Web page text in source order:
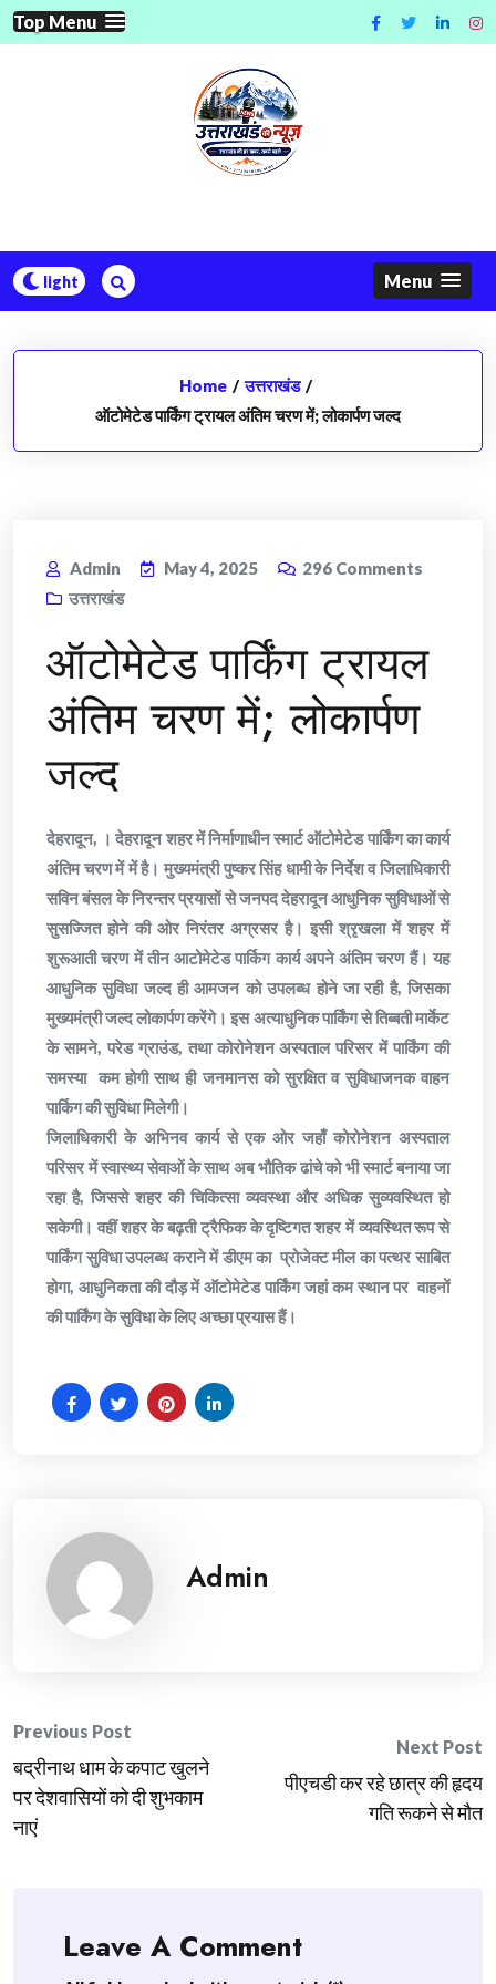
Skip
to
Top Menu
Menu
Home / उत्तराखंड /
ऑटोमेटेड पार्किंग ट्रायल अंतिम चरण में; लोकार्पण जल्द
Admin May 4, 2025 296 Comments
उत्तराखंड
ऑटोमेटेड पार्किंग ट्रायल
अंतिम चरण में; लोकार्पण
जल्द
देहरादून, । देहरादून शहर में निर्माणाधीन स्मार्ट ऑटोमेटेड पार्किंग का कार्य
अंतिम चरण में में है। मुख्यमंत्री पुष्कर सिंह धामी के निर्देश व जिलाधिकारी
सविन बंसल के निरन्तर प्रयासों से जनपद देहरादून आधुनिक सुविधाओं से
सुसज्जित होने की ओर निरंतर अग्रसर है। इसी श्रृखला में शहर में
शुरूआती चरण में तीन आटोमेटेड पार्किग कार्य अपने अंतिम चरण हैं। यह
आधुनिक सुविधा जल्द ही आमजन को उपलब्ध होने जा रही है, जिसका
मुख्यमंत्री जल्द लोकार्पण करेंगे। इस अत्याधुनिक पार्किंग से तिब्बती मार्केट
के सामने, परेड ग्राउंड, तथा कोरोनेशन अस्पताल परिसर में पार्किंग की
समस्या कम होगी साथ ही जनमानस को सुरक्षित व सुविधाजनक वाहन
पार्किग की सुविधा मिलेगी।
जिलाधिकारी के अभिनव कार्य से एक ओर जहाँ कोरोनेशन अस्पताल
परिसर में स्वास्थ्य सेवाओं के साथ अब भौतिक ढांचे को भी स्मार्ट बनाया जा
रहा है, जिससे शहर की चिकित्सा व्यवस्था और अधिक सुव्यवस्थित हो
सकेगी। वहीं शहर के बढ़ती ट्रैफिक के दृष्टिगत शहर में व्यवस्थित रूप से
पार्किंग सुविधा उपलब्ध कराने में डीएम का प्रोजेक्ट मील का पत्थर साबित
होगा, आधुनिकता की दौड़ में ऑटोमेटेड पार्किंग जहां कम स्थान पर वाहनों
की पार्किंग के सुविधा के लिए अच्छा प्रयास हैं।
Admin
Post
navigation
Previous Post
बद्रीनाथ धाम के कपाट खुलने
पर देशवासियों को दी शुभकाम
नाएं
Next Post
पीएचडी कर रहे छात्र की हृदय
गति रूकने से मौत
Leave A Comment